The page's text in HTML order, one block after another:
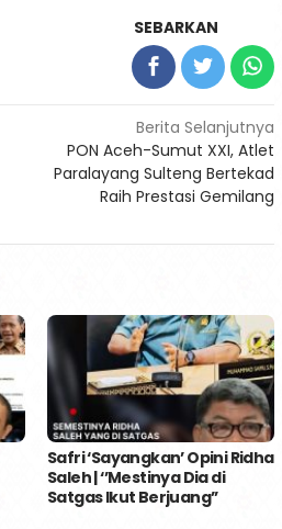
SEBARKAN
Berita Selanjutnya
PON Aceh-Sumut XXI, Atlet
Paralayang Sulteng Bertekad
Raih Prestasi Gemilang
Safri ‘Sayangkan’ Opini Ridha
Saleh | ‘’Mestinya Dia di
Satgas Ikut Berjuang’’